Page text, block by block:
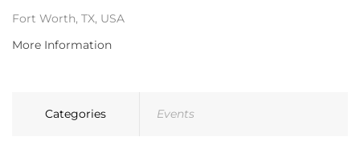
Fort Worth, TX, USA
More Information
Categories Events